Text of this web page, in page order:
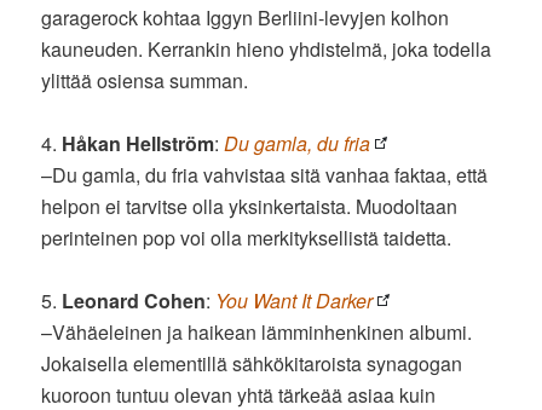
garagerock kohtaa Iggyn Berliini-levyjen kolhon
kauneuden. Kerrankin hieno yhdistelmä, joka todella
ylittää osiensa summan.
4. Håkan Hellström: Du gamla, du fria
–Du gamla, du fria vahvistaa sitä vanhaa faktaa, että
helpon ei tarvitse olla yksinkertaista. Muodoltaan
perinteinen pop voi olla merkityksellistä taidetta.
5. Leonard Cohen: You Want It Darker
–Vähäeleinen ja haikean lämminhenkinen albumi.
Jokaisella elementillä sähkökitaroista synagogan
kuoroon tuntuu olevan yhtä tärkeää asiaa kuin